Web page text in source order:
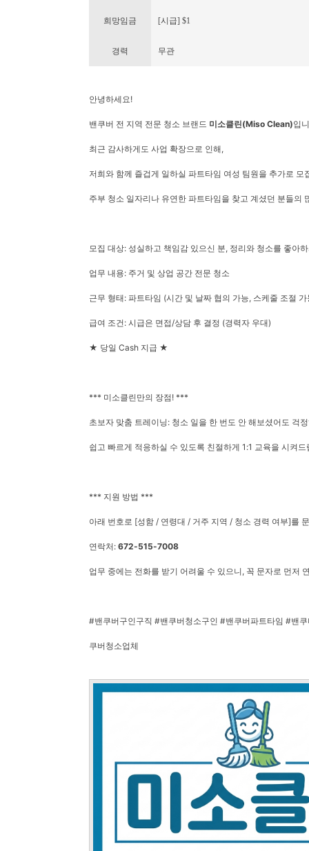
희망임금 [시급] $1
경력 무관
안녕하세요!
밴쿠버 전 지역 전문 청소 브랜드 미소클린(Miso Clean)입
최근 감사하게도 사업 확장으로 인해,
저희와 함께 즐겁게 일하실 파트타임 여성 팀원을 추가로 모
주부 청소 일자리나 유연한 파트타임을 찾고 계셨던 분들의
모집 대상: 성실하고 책임감 있으신 분, 정리와 청소를 좋아
업무 내용: 주거 및 상업 공간 전문 청소
근무 형태: 파트타임 (시간 및 날짜 협의 가능, 스케줄 조절 가
급여 조건: 시급은 면접/상담 후 결정 (경력자 우대)
★ 당일 Cash 지급 ★
*** 미소클린만의 장점! ***
초보자 맞춤 트레이닝: 청소 일을 한 번도 안 해보셨어도 걱
쉽고 빠르게 적응하실 수 있도록 친절하게 1:1 교육을 시켜드
*** 지원 방법 ***
아래 번호로 [성함 / 연령대 / 거주 지역 / 청소 경력 여부]를
연락처: 672-515-7008
업무 중에는 전화를 받기 어려울 수 있으니, 꼭 문자로 먼저
#밴쿠버구인구직 #밴쿠버청소구인 #밴쿠버파트타임 #밴
쿠버청소업체